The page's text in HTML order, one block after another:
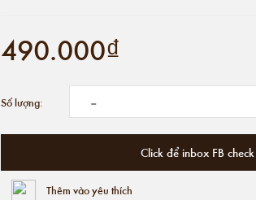
490.000₫
Số lượng: -
Click để inbox FB
Thêm vào yêu thích